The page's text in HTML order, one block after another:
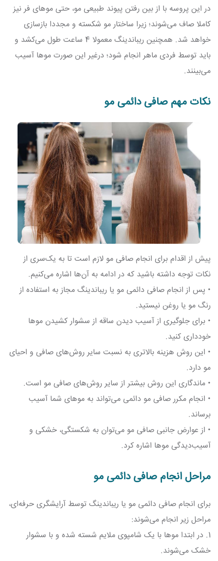
در این پروسه با از بین رفتن پیوند طبیعی مو، حتی موهای فر نیز
کاملا صاف می‌شوند؛ زیرا ساختار مو شکسته و مجددا بازسازی
خواهد شد. همچنین ریباندینگ معمولا 4 ساعت طول می‌کشد و
باید توسط فردی ماهر انجام شود؛ درغیر این صورت موها آسیب
می‌بینند.
نکات مهم صافی دائمی مو
پیش از اقدام برای انجام صافی مو لازم است تا به یک‌سری از
نکات توجه داشته باشید که در ادامه به آن‌ها اشاره می‌کنیم.
• پس از انجام صافی دائمی مو یا ریباندینگ مجاز به استفاده از
رنگ مو یا روغن نیستید.
• برای جلوگیری از آسیب دیدن ساقه از سشوار کشیدن موها
خودداری کنید.
• این روش هزینه بالاتری به نسبت سایر روش‌های صافی و احیای
مو دارد.
• ماندگاری این روش بیشتر از سایر روش‌های صافی مو است.
• انجام مکرر صافی مو دائمی می‌تواند به موهای شما آسیب
برساند.
• از عوارض جانبی صافی مو می‌توان به شکستگی، خشکی و
آسیب‌دیدگی موها اشاره کرد.
مراحل انجام صافی دائمی مو
برای انجام صافی دائمی مو یا ریباندینگ توسط آرایشگری حرفه‌ای،
مراحل زیر انجام می‌شوند:
1. در ابتدا موها با یک شامپوی ملایم شسته شده و با سشوار
خشک می‌شوند.